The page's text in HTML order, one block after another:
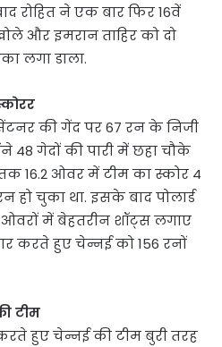
रोहित ने एक बार फिर 16वें
और इमरान ताहिर को दो
लगा डाला.
की गेंद पर 67 रन के निजी
48 गेदों की पारी में छहा चौके
16.2 ओवर में टीम का स्कोर 4
चुका था. इसके बाद पोलार्ड
ओवरों में बेहतरीन शॉट्स लगाए
करते हुए चेन्नई को 156 रनों
टीम
हुए चेन्नई की टीम बुरी तरह